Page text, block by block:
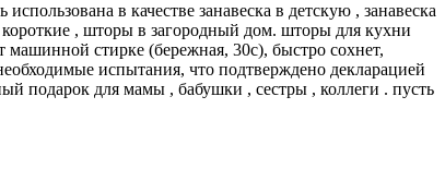
в качестве занавеска в детскую , занавеска
, шторы в загородный дом. шторы для кухни
машинной стирке (бережная, 30с), быстро сохнет,
испытания, что подтверждено декларацией
подарок для мамы , бабушки , сестры , коллеги . пусть